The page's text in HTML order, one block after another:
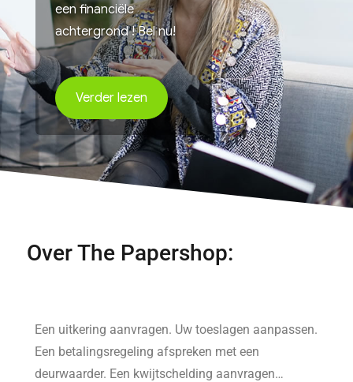
een financiële
achtergrond ! Bel nu!
Verder lezen
Over The Papershop:
Een uitkering aanvragen. Uw toeslagen aanpassen.
Een betalingsregeling afspreken met een
deurwaarder. Een kwijtschelding aanvragen…